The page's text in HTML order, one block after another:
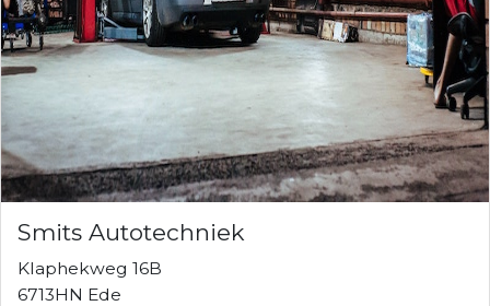
Smits Autotechniek
Klaphekweg 16B
6713HN Ede